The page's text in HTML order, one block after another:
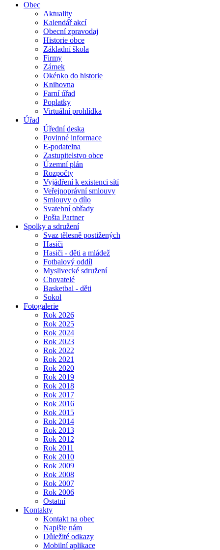
Obec
Aktuality
Kalendář akcí
Obecní zpravodaj
Historie obce
Základní škola
Firmy
Zámek
Okénko do historie
Knihovna
Farní úřad
Poplatky
Virtuální prohlídka
Úřad
Úřední deska
Povinné informace
E-podatelna
Zastupitelstvo obce
Územní plán
Rozpočty
Vyjádření k existenci sítí
Veřejnoprávní smlouvy
Smlouvy o dílo
Svatební obřady
Pošta Partner
Spolky a sdružení
Svaz tělesně postižených
Hasiči
Hasiči - děti a mládež
Fotbalový oddíl
Myslivecké sdružení
Chovatelé
Basketbal - děti
Sokol
Fotogalerie
Rok 2026
Rok 2025
Rok 2024
Rok 2023
Rok 2022
Rok 2021
Rok 2020
Rok 2019
Rok 2018
Rok 2017
Rok 2016
Rok 2015
Rok 2014
Rok 2013
Rok 2012
Rok 2011
Rok 2010
Rok 2009
Rok 2008
Rok 2007
Rok 2006
Ostatní
Kontakty
Kontakt na obec
Napište nám
Důležité odkazy
Mobilní aplikace